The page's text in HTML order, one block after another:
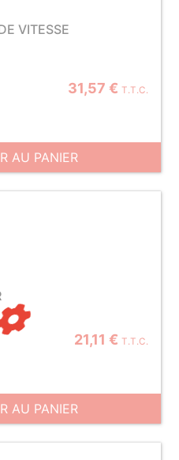
VITESSE
31,57 € T.T.C.
AU PANIER
21,11 € T.T.C.
AU PANIER